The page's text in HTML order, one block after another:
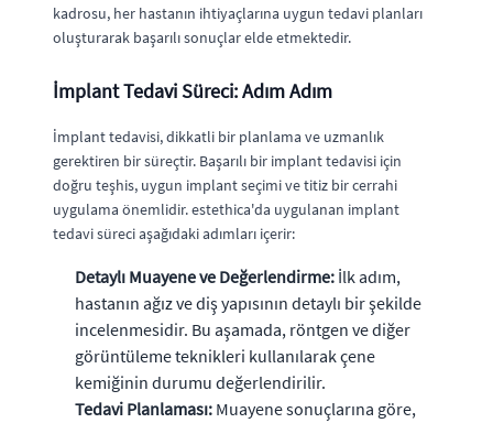
kadrosu, her hastanın ihtiyaçlarına uygun tedavi planları
oluşturarak başarılı sonuçlar elde etmektedir.
İmplant Tedavi Süreci: Adım Adım
İmplant tedavisi, dikkatli bir planlama ve uzmanlık
gerektiren bir süreçtir. Başarılı bir implant tedavisi için
doğru teşhis, uygun implant seçimi ve titiz bir cerrahi
uygulama önemlidir. estethica'da uygulanan implant
tedavi süreci aşağıdaki adımları içerir:
Detaylı Muayene ve Değerlendirme: İlk adım,
hastanın ağız ve diş yapısının detaylı bir şekilde
incelenmesidir. Bu aşamada, röntgen ve diğer
görüntüleme teknikleri kullanılarak çene
kemiğinin durumu değerlendirilir.
Tedavi Planlaması: Muayene sonuçlarına göre,